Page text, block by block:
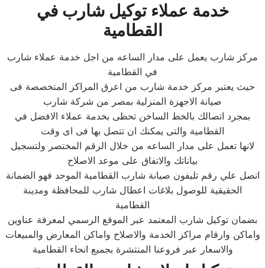
خدمة عملاء توكيل شارب في
القطامية
مركز شارب يعمل على مدار الساعه من اجل خدمة عملاء شارب
في القطامية
حيث يعتبر مركز خدمة شارب من اعرق المراكز المتخصصة فى
صيانة الاجهزة المنزلية بمصر من شركة شارب
بمجرد اتصالك بالخط الساخن تحظى بخدمة عملاء الافضل في
القطامية والتى يمكنك ان تتصل بها فى اى وقت
لانها تعمل على مدار الساعه من خلال الرقم المختصر ولتسجيل
بياناتك والاتفاق على موعد الاصلاح
اتصل علي رقم تليفون صيانة شارب القطامية الموحد فهو الضمانة
الحقيقية للوصول بلاغات اعطال شارب للمحافظة ومدينة
القطامية
بضمان توكيل شارب المعتمد عبر الموقع الرسمي لمعرفة عناوين
واماكن وارقام مراكز الخدمة والاصلاح واماكن المعارض والمبيعات
والاسعار عبر فروعنا المنتشرة بجميع انحاء القطامية